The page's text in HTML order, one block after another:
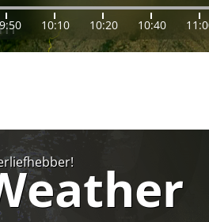
10:10 10:20 10:40